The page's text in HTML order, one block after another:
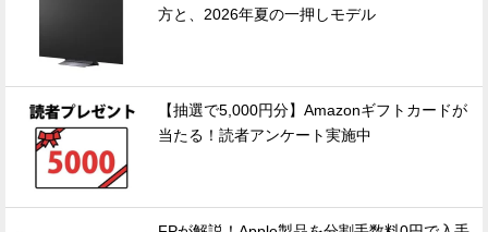
方と、2026年夏の一押しモデル
【抽選で5,000円分】Amazonギフトカードが
当たる！読者アンケート実施中